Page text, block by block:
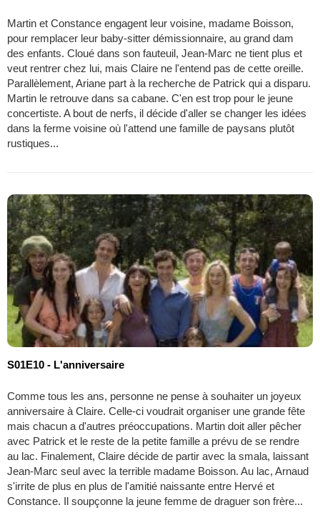
Martin et Constance engagent leur voisine, madame Boisson,
pour remplacer leur baby-sitter démissionnaire, au grand dam
des enfants. Cloué dans son fauteuil, Jean-Marc ne tient plus et
veut rentrer chez lui, mais Claire ne l'entend pas de cette oreille.
Parallèlement, Ariane part à la recherche de Patrick qui a disparu.
Martin le retrouve dans sa cabane. C'en est trop pour le jeune
concertiste. A bout de nerfs, il décide d'aller se changer les idées
dans la ferme voisine où l'attend une famille de paysans plutôt
rustiques...
S01E10 - L'anniversaire
Comme tous les ans, personne ne pense à souhaiter un joyeux
anniversaire à Claire. Celle-ci voudrait organiser une grande fête
mais chacun a d'autres préoccupations. Martin doit aller pêcher
avec Patrick et le reste de la petite famille a prévu de se rendre
au lac. Finalement, Claire décide de partir avec la smala, laissant
Jean-Marc seul avec la terrible madame Boisson. Au lac, Arnaud
s'irrite de plus en plus de l'amitié naissante entre Hervé et
Constance. Il soupçonne la jeune femme de draguer son frère...